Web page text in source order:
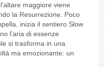
maggiore viene
la Resurrezione. Poco
inizia il sentiero Slow
l’aria di essenze
si trasforma in una
ma emozionante: un